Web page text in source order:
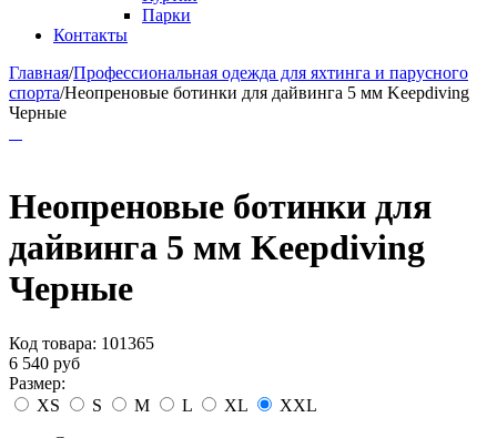
Парки
Контакты
Главная/Профессиональная одежда для яхтинга и парусного
спорта/Неопреновые ботинки для дайвинга 5 мм Keepdiving
Черные
Неопреновые ботинки для
дайвинга 5 мм Keepdiving
Черные
Код товара: 101365
6 540 руб
Размер:
XS
S M L XL
XXL